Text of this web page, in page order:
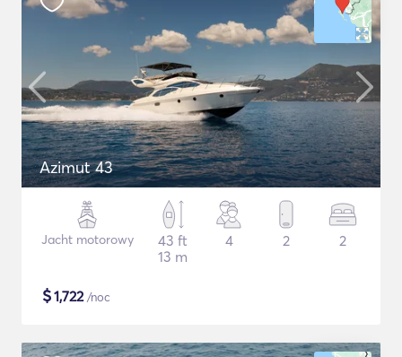
Azimut 43
Jacht motorowy
43 ft
13 m
4 2 2
$1,722/noc